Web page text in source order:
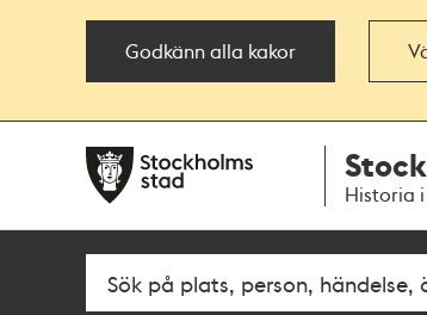
Godkänn alla kakor
navigationen
huvudinnehållet
Historia
Fritextsök